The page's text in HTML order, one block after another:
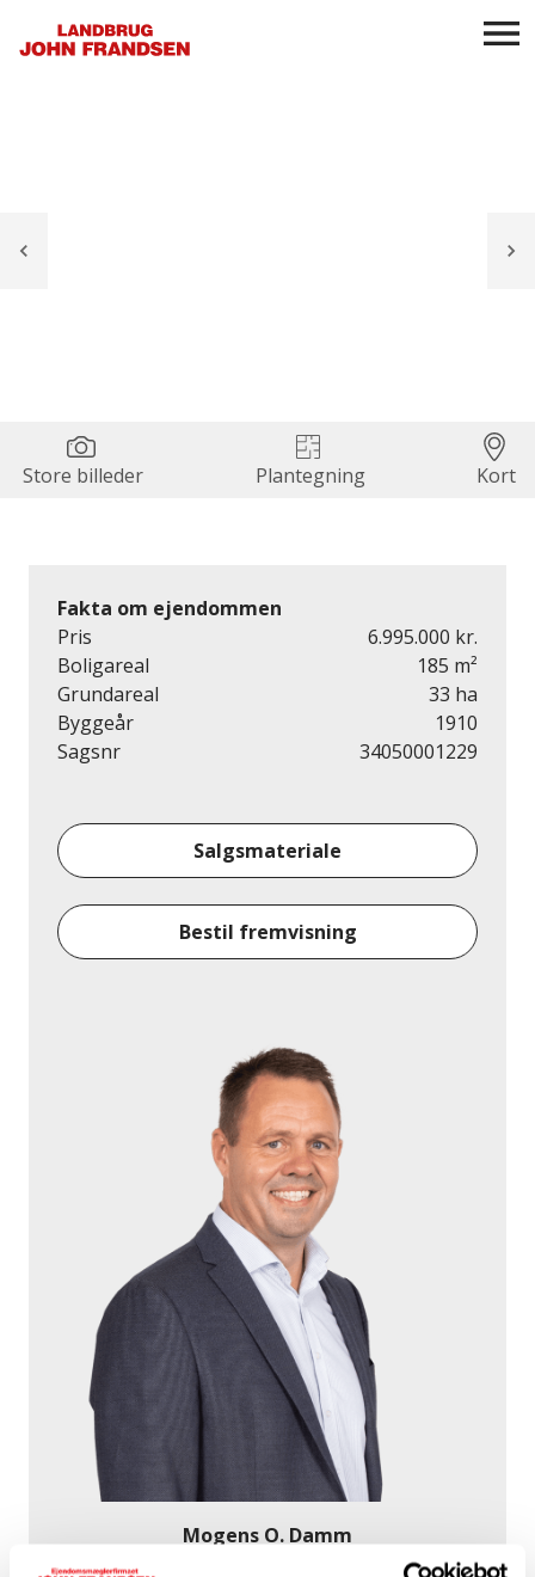
Store billeder Plantegning Kort
Fakta om ejendommen
Pris
6.995.000 kr.
Boligareal
185 m²
Grundareal
33 ha
Byggeår
1910
Sagsnr
34050001229
Salgsmateriale
Bestil fremvisning
Mogens O. Damm